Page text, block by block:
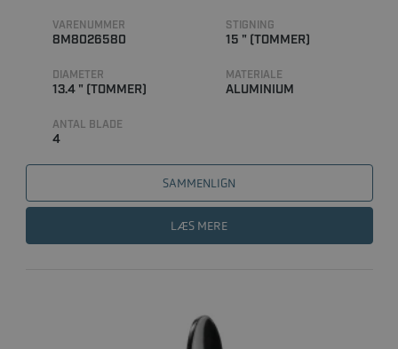
VARENUMMER
8M8026580
STIGNING
15 " (TOMMER)
DIAMETER
13.4 " (TOMMER)
MATERIALE
ALUMINIUM
ANTAL BLADE
4
SAMMENLIGN
LÆS MERE